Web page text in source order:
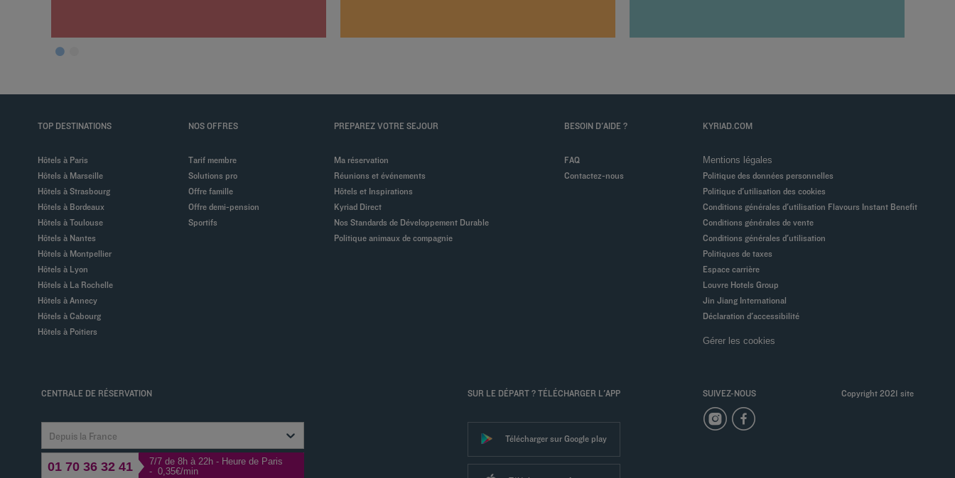
TOP DESTINATIONS
Hôtels à Paris
Hôtels à Marseille
Hôtels à Strasbourg
Hôtels à Bordeaux
Hôtels à Toulouse
Hôtels à Nantes
Hôtels à Montpellier
Hôtels à Lyon
Hôtels à La Rochelle
Hôtels à Annecy
Hôtels à Cabourg
Hôtels à Poitiers
NOS OFFRES
Tarif membre
Solutions pro
Offre famille
Offre demi-pension
Sportifs
PREPAREZ VOTRE SEJOUR
Ma réservation
Réunions et événements
Hôtels et Inspirations
Kyriad Direct
Nos Standards de Développement Durable
Politique animaux de compagnie
BESOIN D'AIDE ?
FAQ
Contactez-nous
KYRIAD.COM
Mentions légales
Politique des données personnelles
Politique d'utilisation des cookies
Conditions générales d'utilisation Flavours Instant Benefit
Conditions générales de vente
Conditions générales d'utilisation
Politiques de taxes
Espace carrière
Louvre Hotels Group
Jin Jiang International
Déclaration d'accessibilité
Gérer les cookies
CENTRALE DE RÉSERVATION
Depuis la France
01 70 36 32 41
7/7 de 8h à 22h - Heure de Paris
- 0,35€/min
SUR LE DÉPART ? TÉLÉCHARGER L'APP
Télécharger sur Google play
SUIVEZ-NOUS Copyright 2021 site